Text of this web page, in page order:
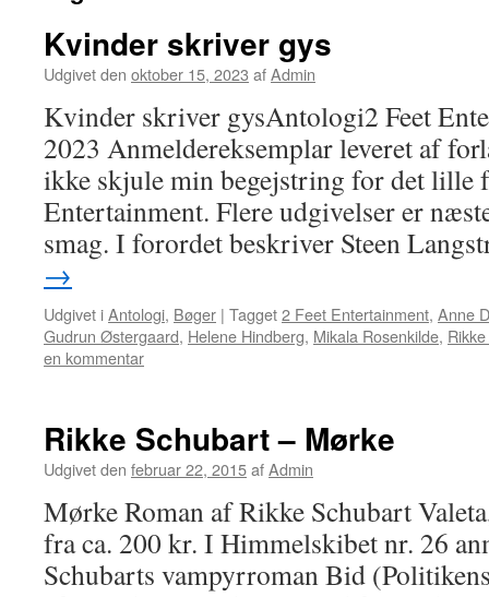
Kvinder skriver gys
Udgivet den oktober 15, 2023 afAdmin
Kvinder skriver gysAntologi2 Feet
2023 Anmeldereksemplar leveret af
ikke skjule min begejstring for det lille
Entertainment. Flere udgivelser er
smag. I forordet beskriver Steen
→
Udgivet iAntologi, Bøger | Tagget2 Feet Entertainment, Anne
Gudrun Østergaard, Helene Hindberg, Mikala Rosenkilde,
en kommentar
Rikke Schubart – Mørke
Udgivet den februar 22, 2015afAdmin
Mørke Roman af Rikke Schubart
fra ca. 200 kr. I Himmelskibet nr. 26
Schubarts vampyrroman Bid